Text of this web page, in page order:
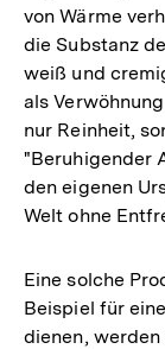
von Wärme
die Substanz
weiß und
als
nur Reinheit,
"Beruhigender
den eigenen
Welt ohne
Eine solche
Beispiel für
dienen,